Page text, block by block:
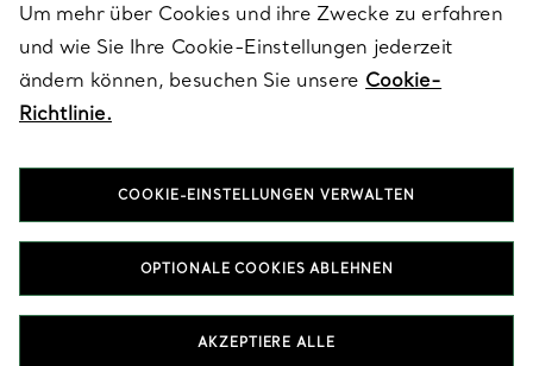
RECHTLICHE HINWEISE
FOLGEN SIE UNS
T&Co. 2026
Um mehr über Cookies und ihre Zwecke zu erfahren
und wie Sie Ihre Cookie-Einstellungen jederzeit
ändern können, besuchen Sie unsere Cookie-
Richtlinie.
COOKIE-EINSTELLUNGEN VERWALTEN
OPTIONALE COOKIES ABLEHNEN
AKZEPTIERE ALLE